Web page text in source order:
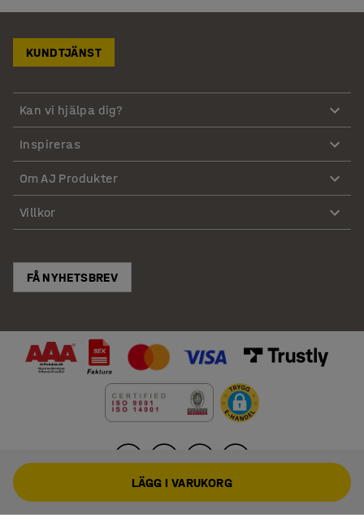
KUNDTJÄNST
Kan vi hjälpa dig?
Inspireras
Om AJ Produkter
Villkor
FÅ NYHETSBREV
LÄGG I VARUKORG